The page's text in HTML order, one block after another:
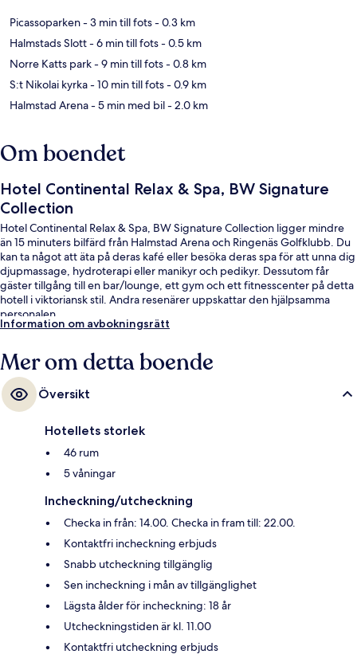
Picassoparken- 3 min till fots- 0.3 km
Halmstads Slott- 6 min till fots- 0.5 km
Norre Katts park- 9 min till fots- 0.8 km
S:t Nikolai kyrka- 10 min till fots- 0.9 km
Halmstad Arena- 5 min med bil- 2.0 km
Om boendet
Hotel Continental Relax & Spa, BW Signature
Collection
Hotel Continental Relax & Spa, BW Signature Collection ligger mindre
än 15 minuters bilfärd från Halmstad Arena och Ringenäs Golfklubb. Du
kan ta något att äta på deras kafé eller besöka deras spa för att unna dig
djupmassage, hydroterapi eller manikyr och pedikyr. Dessutom får
gäster tillgång till en bar/lounge, ett gym och ett fitnesscenter på detta
hotell i viktoriansk stil. Andra resenärer uppskattar den hjälpsamma
personalen.
Information om avbokningsrätt
Mer om detta boende
Översikt
Hotellets storlek
46 rum
5 våningar
Incheckning/utcheckning
Checka in från: 14.00. Checka in fram till: 22.00.
Kontaktfri incheckning erbjuds
Snabb utcheckning tillgänglig
Sen incheckning i mån av tillgänglighet
Lägsta ålder för incheckning: 18 år
Utcheckningstiden är kl. 11.00
Kontaktfri utcheckning erbjuds